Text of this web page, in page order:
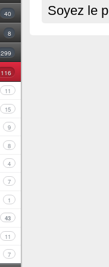
40
8
299
116
11
15
9
8
4
7
1
43
11
7
Soyez le